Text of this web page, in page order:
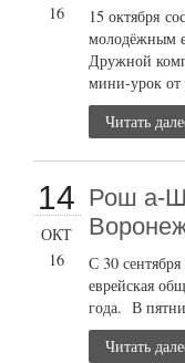
16
15 октября
молодёжным
Дружной
мини-урок от
Читать
14
ОКТ
16
Рош а-
С 30
еврейская
года. В
Читать